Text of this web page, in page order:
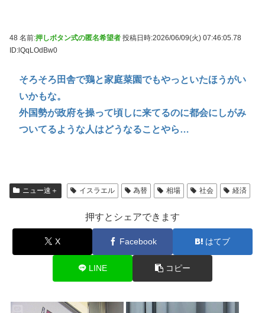
48 名前:押しボタン式の匿名希望者 投稿日時:2026/06/09(火) 07:46:05.78
ID:lQqLOdBw0
そろそろ田舎で鶏と家庭菜園でもやっといたほうがい
いかもな。
外国勢が政府を操って頃しに来てるのに都会にしがみ
ついてるような人はどうなることやら…
ニュー速＋ イスラエル 為替 相場 社会 経済
押すとシェアできます
X Facebook はてブ
LINE コピー